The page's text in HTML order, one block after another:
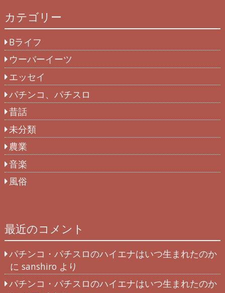
カテゴリー
Bライフ
ウーバーイーツ
エッセイ
パチンコ、パチスロ
昔話
未分類
農業
音楽
風俗
最近のコメント
パチンコ・パチスロのハイエナはいつ生まれたのか
に sanshiro より
パチンコ・パチスロのハイエナはいつ生まれたのか